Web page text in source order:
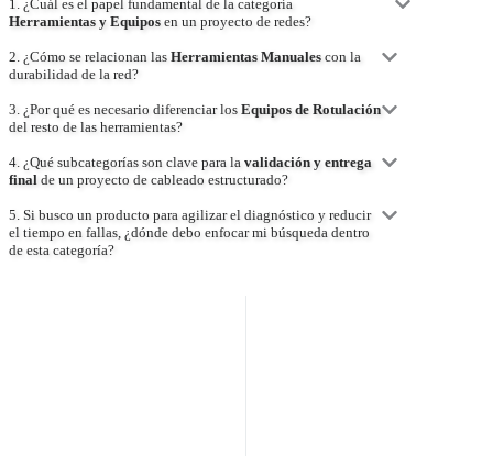
1. ¿Cuál es el papel fundamental de la categoría
Herramientas y Equipos en un proyecto de redes?
2. ¿Cómo se relacionan las Herramientas Manuales con la
durabilidad de la red?
3. ¿Por qué es necesario diferenciar los Equipos de Rotulación
del resto de las herramientas?
4. ¿Qué subcategorías son clave para la validación y entrega
final de un proyecto de cableado estructurado?
5. Si busco un producto para agilizar el diagnóstico y reducir
el tiempo en fallas, ¿dónde debo enfocar mi búsqueda dentro
de esta categoría?